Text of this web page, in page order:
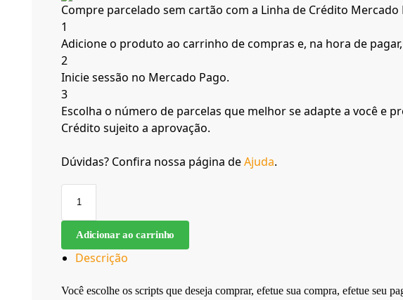
Compre parcelado sem cartão com a Linha de Crédito Mercado
1
Adicione o produto ao carrinho de compras e, na hora de pagar,
2
Inicie sessão no Mercado Pago.
3
Escolha o número de parcelas que melhor se adapte a você e
Crédito sujeito a aprovação.
Dúvidas? Confira nossa página deAjuda.
Adicionar ao carrinho
Descrição
Você escolhe os scripts que deseja comprar, efetue sua compra, efetue seu